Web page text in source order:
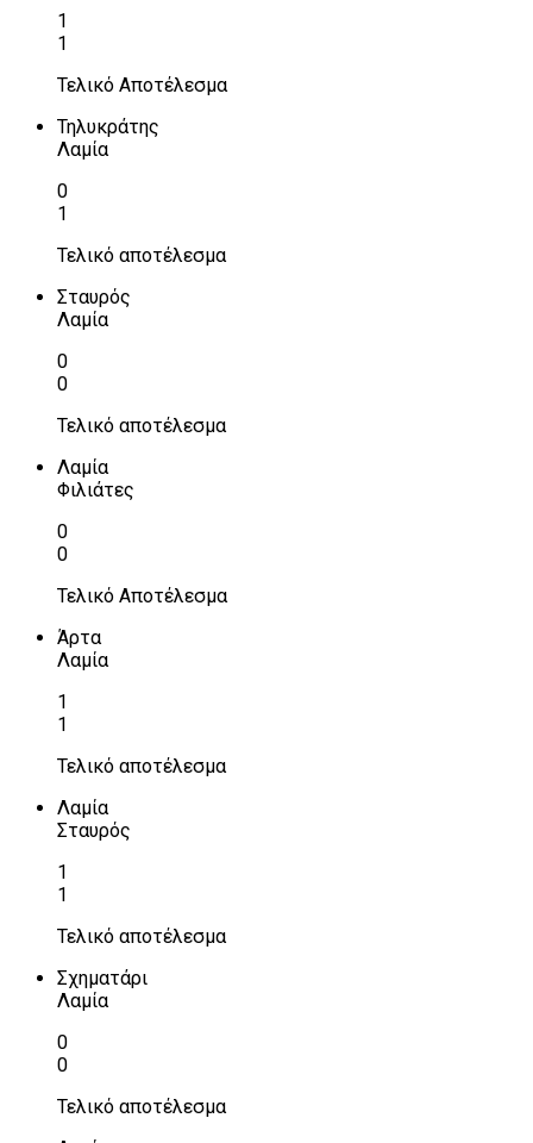
1
1
Τελικό Αποτέλεσμα
Τηλυκράτης
Λαμία
0
1
Τελικό αποτέλεσμα
Σταυρός
Λαμία
0
0
Τελικό αποτέλεσμα
Λαμία
Φιλιάτες
0
0
Τελικό Αποτέλεσμα
Άρτα
Λαμία
1
1
Τελικό αποτέλεσμα
Λαμία
Σταυρός
1
1
Τελικό αποτέλεσμα
Σχηματάρι
Λαμία
0
0
Τελικό αποτέλεσμα